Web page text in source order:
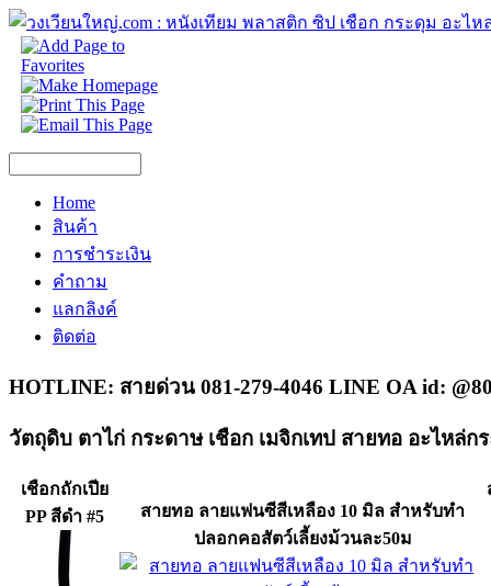
Home
สินค้า
การชำระเงิน
คำถาม
แลกลิงค์
ติดต่อ
HOTLINE: สายด่วน 081-279-4046 LINE OA id:
วัตถุดิบ ตาไก่ กระดาษ เชือก เมจิกเทป สายทอ อะไหล่กร
เชือกถักเปีย
PP สีดำ #5
สายทอ ลายแฟนซีสีเหลือง 10 มิล สำหรับทำ
ปลอกคอสัตว์เลี้ยงม้วนละ50ม